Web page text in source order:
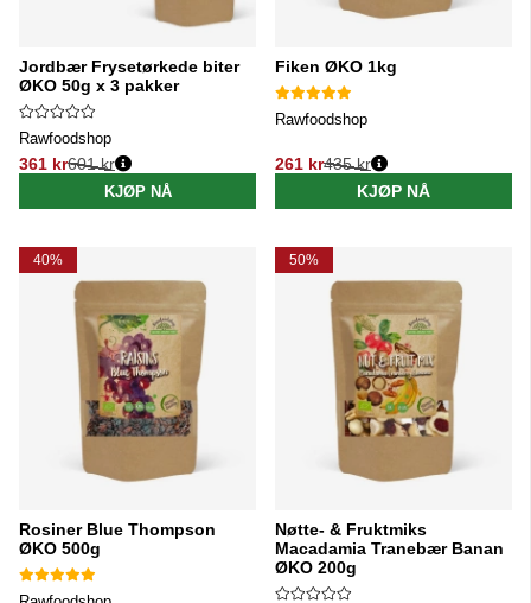
Jordbær Frysetørkede biter
ØKO 50g x 3 pakker
Rawfoodshop
361 kr
Vanlig pris:
601 kr
KJØP NÅ
Fiken ØKO 1kg
Rawfoodshop
261 kr
Vanlig pris:
435 kr
KJØP NÅ
40%
Rosiner Blue Thompson
ØKO 500g
50%
Nøtte- & Fruktmiks
Macadamia Tranebær Banan
ØKO 200g